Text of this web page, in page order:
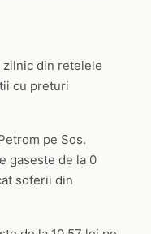
din retelele
cu preturi
pe Sos.
gaseste de la 0
soferii din